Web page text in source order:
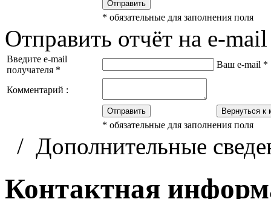
Отправить
* обязательные для заполнения поля
Отправить отчёт на e-mail
Введите e-mail
получателя *
Ваш e-mail *
Комментарий :
Отправить Вернуться к
* обязательные для заполнения поля
/ Дополнительные
Контактная